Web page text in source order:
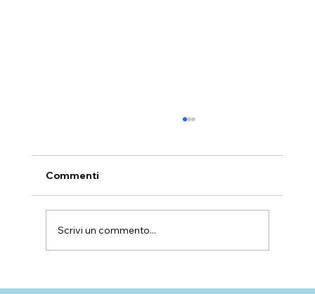
DAL DIRE ALL’ESSERE
Commenti
Scrivi un commento...